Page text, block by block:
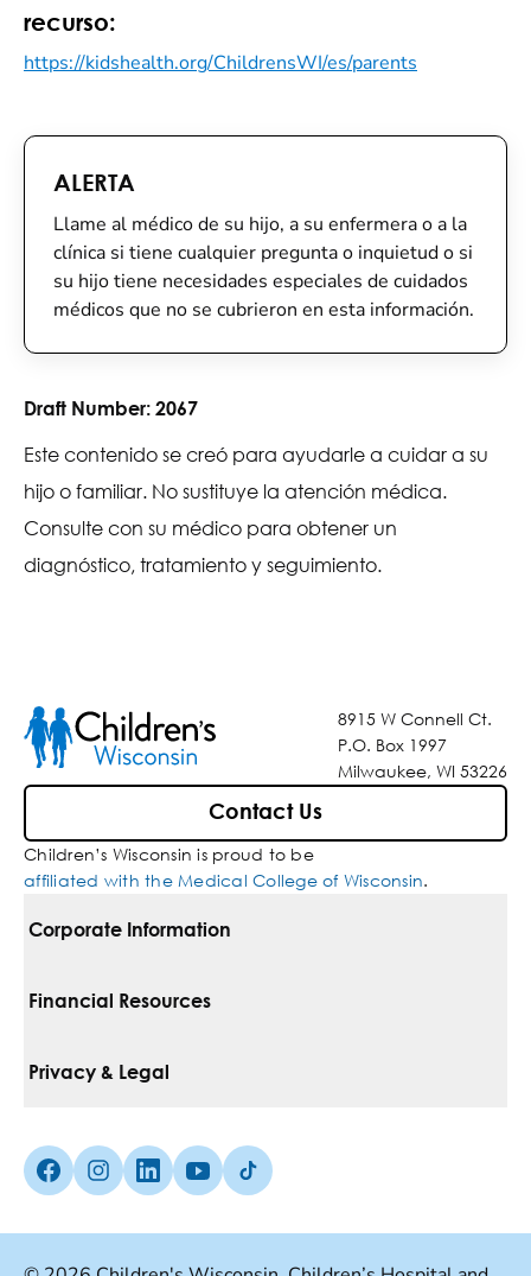
recurso:
https://kidshealth.org/ChildrensWI/es/parents
ALERTA
Llame al médico de su hijo, a su enfermera o a la
clínica si tiene cualquier pregunta o inquietud o si
su hijo tiene necesidades especiales de cuidados
médicos que no se cubrieron en esta información.
Draft Number: 2067
Este contenido se creó para ayudarle a cuidar a su
hijo o familiar. No sustituye la atención médica.
Consulte con su médico para obtener un
diagnóstico, tratamiento y seguimiento.
8915 W Connell Ct.
P.O. Box 1997
Milwaukee, WI 53226
Contact Us
Children’s Wisconsin is proud to be
affiliated with the Medical College of Wisconsin.
Corporate Information
For Vendors
Media Inquiries
Financial Resources
Pay Your Bill
Insurances We Accept
Privacy & Legal
Non-Discrimination Policy
Facebook (Opens in a new tab)
Instagram (Opens in a new tab)
linkedin (Opens in a new tab)
Youtube (Opens in a new tab)
Tiktok (Opens in a new tab)